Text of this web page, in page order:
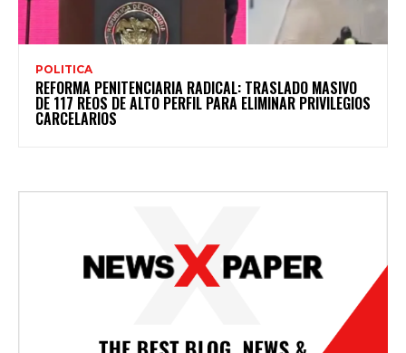
POLITICA
REFORMA PENITENCIARIA RADICAL: TRASLADO MASIVO
DE 117 REOS DE ALTO PERFIL PARA ELIMINAR PRIVILEGIOS
CARCELARIOS